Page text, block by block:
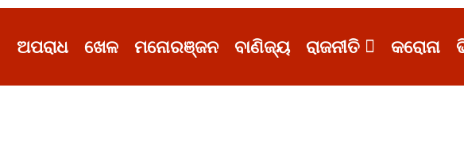
ଅପରାଧ ଖେଳ ମନୋରଞ୍ଜନ ବାଣିଜ୍ୟ ରାଜନୀତି କରୋନା